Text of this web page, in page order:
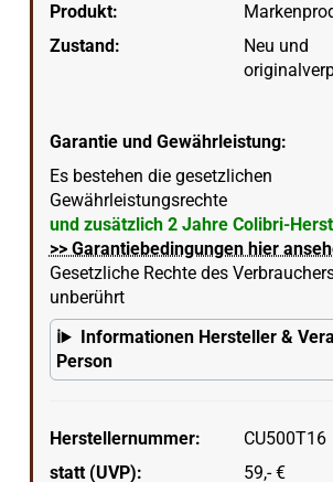
Produkt:
Zustand:
Neu und
Garantie und Gewährleistung:
Es bestehen die gesetzlichen
Gewährleistungsrechte
und zusätzlich 2 Jahre Colibri-
>> Garantiebedingungen hier
Gesetzliche Rechte des
unberührt
Informationen Hersteller &
Person
Herstellernummer:
CU500T16
statt (UVP):
59,- €